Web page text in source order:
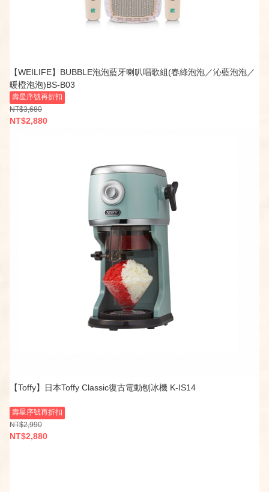
【WEILIFE】BUBBLE泡泡藍牙喇叭唱歌組(春綠泡泡／沁藍泡泡／
暖橙泡泡)BS-B03
壽星序號再折扣
NT$3,680
NT$2,880
【Toffy】日本Toffy Classic復古電動刨冰機 K-IS14
壽星序號再折扣
NT$2,990
NT$2,880